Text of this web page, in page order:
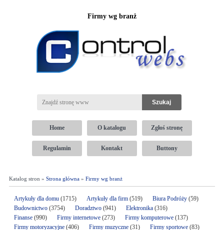
Firmy wg branż
Home O katalogu Zgłoś stronę
Regulamin Kontakt Buttony
Katalog stron » Strona główna» Firmy wg branż
Artykuły dla domu(1715) Artykuły dla firm(519) Biura Podróży(59)
Budownictwo(3754) Doradztwo(941) Elektronika (316)
Finanse(990) Firmy internetowe (273) Firmy komputerowe(137)
Firmy motoryzacyjne(406) Firmy muzyczne(31) Firmy sportowe(83)